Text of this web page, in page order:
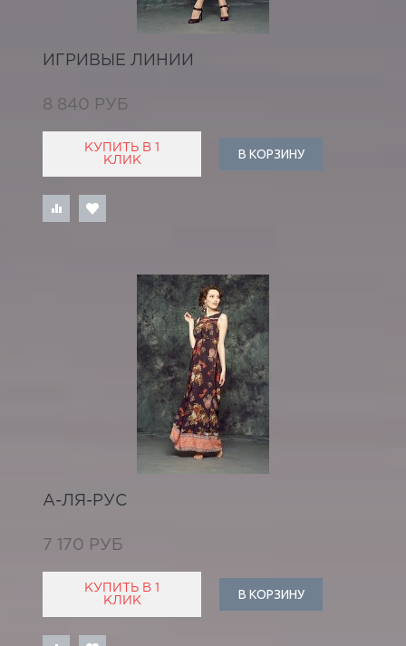
ИГРИВЫЕ ЛИНИИ
8 840 РУБ
КУПИТЬ В 1
КЛИК
В КОРЗИНУ
А-ЛЯ-РУС
7 170 РУБ
КУПИТЬ В 1
КЛИК
В КОРЗИНУ